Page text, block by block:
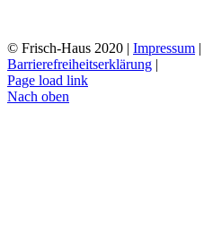
© Frisch-Haus 2020 | Impressum |
Barrierefreiheitserklärung |
Page load link
Nach oben